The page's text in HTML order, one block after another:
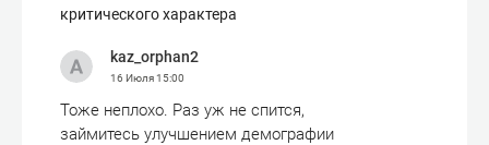
критического характера
kaz_orphan2
16 Июля15:00
Тоже неплохо. Раз уж не спится,
займитесь улучшением демографии